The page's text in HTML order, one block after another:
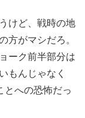
けど、戦時の地
方がマシだろ。
ーク前半部分は
もんじゃなく
とへの恐怖だっ